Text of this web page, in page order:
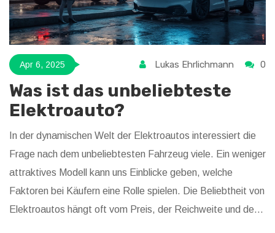
Apr 6, 2025 Lukas Ehrlichmann 0
Was ist das unbeliebteste
Elektroauto?
In der dynamischen Welt der Elektroautos interessiert die
Frage nach dem unbeliebtesten Fahrzeug viele. Ein weniger
attraktives Modell kann uns Einblicke geben, welche
Faktoren bei Käufern eine Rolle spielen. Die Beliebtheit von
Elektroautos hängt oft vom Preis, der Reichweite und der